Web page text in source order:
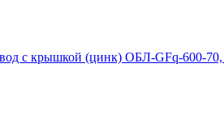
ОБЛ-GFq-600-